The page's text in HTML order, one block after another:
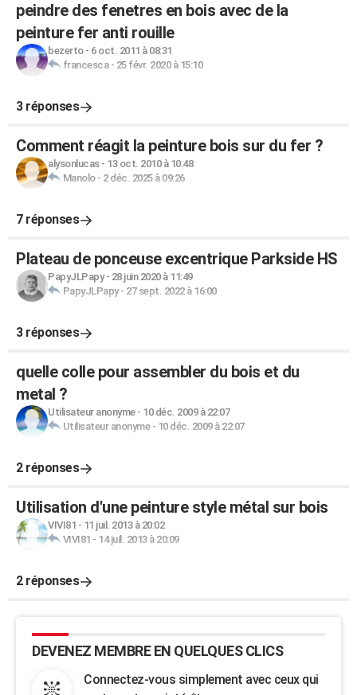
peindre des fenetres en bois avec de la
peinture fer anti rouille
bezerto- 6 oct. 2011 à 08:31
francesca- 25 févr. 2020 à 15:10
3 réponses
Comment réagit la peinture bois sur du fer ?
alysonlucas- 13 oct. 2010 à 10:48
Manolo- 2 déc. 2025 à 09:26
7 réponses
Plateau de ponceuse excentrique Parkside HS
PapyJLPapy- 28 juin 2020 à 11:49
PapyJLPapy- 27 sept. 2022 à 16:00
3 réponses
quelle colle pour assembler du bois et du
metal ?
Utilisateur anonyme- 10 déc. 2009 à 22:07
Utilisateur anonyme- 10 déc. 2009 à 22:07
2 réponses
Utilisation d'une peinture style métal sur bois
VIVI81 - 11 juil. 2013 à 20:02
VIVI81 - 14 juil. 2013 à 20:09
2 réponses
DEVENEZ MEMBRE EN QUELQUES CLICS
Connectez-vous simplement avec ceux qui